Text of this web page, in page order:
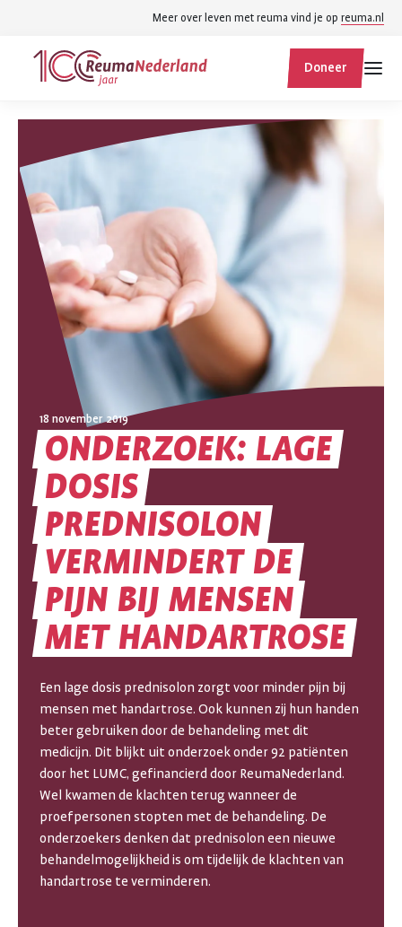
hoofdinhoud
footer
navigatie
Meer over leven met reuma vind je op reuma.nl
ReumaNederland
homepage
Doneer
binnen
reumanederland.nl
18 november 2019
ONDERZOEK:
LAGE
DOSIS
PREDNISOLON
VERMINDERT
DE
PIJN
BIJ
MENSEN
ONDERZOEK: LAGE
DOSIS
PREDNISOLON
VERMINDERT DE
PIJN BIJ MENSEN
MET HANDARTROSE
Een lage dosis prednisolon zorgt voor minder pijn bij
mensen met handartrose. Ook kunnen zij hun handen
beter gebruiken door de behandeling met dit
medicijn. Dit blijkt uit onderzoek onder 92 patiënten
door het LUMC, gefinancierd door ReumaNederland.
Wel kwamen de klachten terug wanneer de
proefpersonen stopten met de behandeling. De
onderzoekers denken dat prednisolon een nieuwe
behandelmogelijkheid is om tijdelijk de klachten van
handartrose te verminderen.